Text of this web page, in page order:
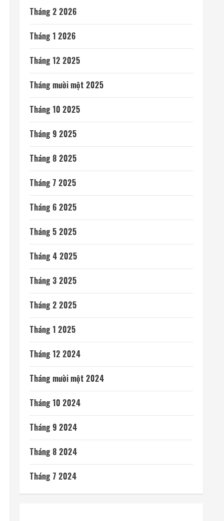
ARCHIVES
Tháng 8 2026
Tháng 7 2026
Tháng 6 2026
Tháng 5 2026
Tháng 4 2026
Tháng 3 2026
Tháng 2 2026
Tháng 1 2026
Tháng 12 2025
Tháng mười một 2025
Tháng 10 2025
Tháng 9 2025
Tháng 8 2025
Tháng 7 2025
Tháng 6 2025
Tháng 5 2025
Tháng 4 2025
Tháng 3 2025